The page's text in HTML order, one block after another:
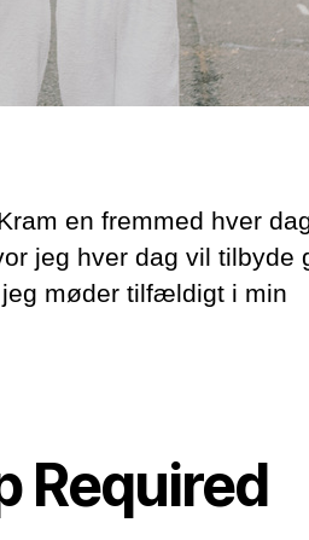
en fremmed hver
jeg hver dag vil tilbyde
møder tilfældigt i min
Required